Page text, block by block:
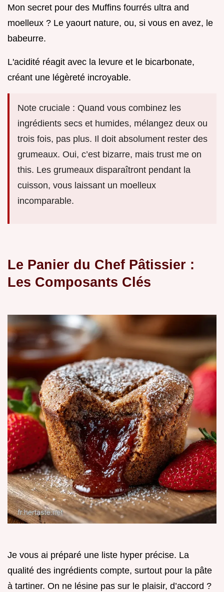
Mon secret pour des Muffins fourrés ultra and
moelleux ? Le yaourt nature, ou, si vous en avez, le
babeurre.
L'acidité réagit avec la levure et le bicarbonate,
créant une légèreté incroyable.
Note cruciale : Quand vous combinez les
ingrédients secs et humides, mélangez deux ou
trois fois, pas plus. Il doit absolument rester des
grumeaux. Oui, c’est bizarre, mais trust me on
this. Les grumeaux disparaîtront pendant la
cuisson, vous laissant un moelleux
incomparable.
Le Panier du Chef Pâtissier :
Les Composants Clés
Je vous ai préparé une liste hyper précise. La
qualité des ingrédients compte, surtout pour la pâte
à tartiner. On ne lésine pas sur le plaisir, d’accord ?